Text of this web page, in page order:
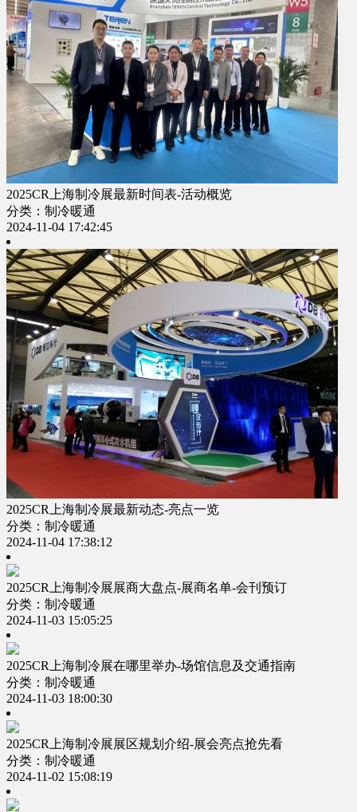
2025CR上海制冷展最新时间表-活动概览
分类：制冷暖通
2024-11-04 17:42:45
2025CR上海制冷展最新动态-亮点一览
分类：制冷暖通
2024-11-04 17:38:12
2025CR上海制冷展展商大盘点-展商名单-会刊预订
分类：制冷暖通
2024-11-03 15:05:25
2025CR上海制冷展在哪里举办-场馆信息及交通指南
分类：制冷暖通
2024-11-03 18:00:30
2025CR上海制冷展展区规划介绍-展会亮点抢先看
分类：制冷暖通
2024-11-02 15:08:19